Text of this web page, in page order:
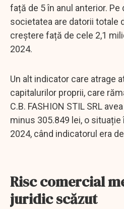
față de 5 în anul anterior. Pe
societatea are datorii totale
creștere față de cele 2,1
2024.
Un alt indicator care atrage
capitalurilor proprii, care
C.B. FASHION STIL SRL
minus 305.849 lei, o
2024, când indicatorul era
Risc comercial
juridic scăzut